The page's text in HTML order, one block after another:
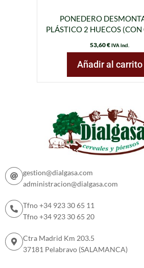
PONEDERO
PLÁSTICO 2 HUECOS (CON
53,60€IVA incl.
Añadir al carrito
gestion@dialgasa.com
administracion@dialgasa.com
Tfno +34 923 30 65 11
Tfno +34 923 30 65 20
Ctra Madrid Km 203.5
37181 Pelabravo (SALAMANCA)